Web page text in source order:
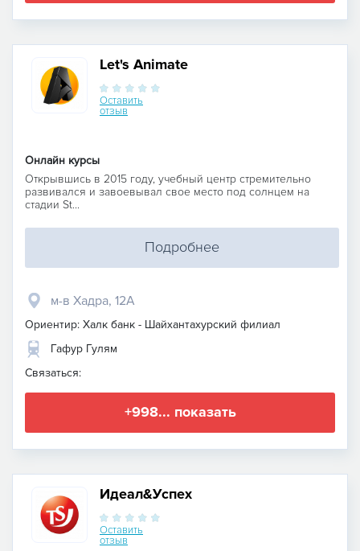
Let's Animate
Оставить
отзыв
Онлайн курсы
Открывшись в 2015 году, учебный центр стремительно
развивался и завоевывал свое место под солнцем на
стадии St...
Подробнее
м-в Хадра, 12А
Ориентир: Халк банк - Шайхантахурский филиал
Гафур Гулям
Связаться:
+998... показать
Идеал&Успех
Оставить
отзыв